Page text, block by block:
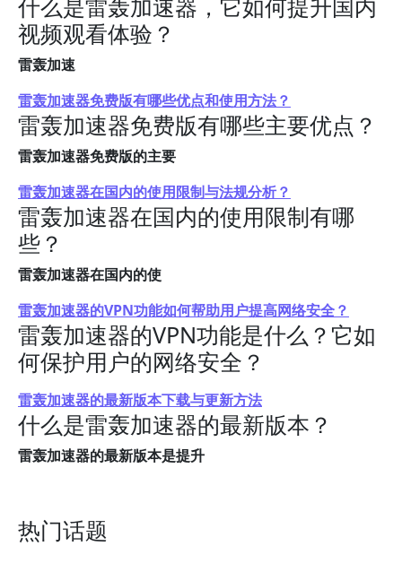
什么是雷轰加速器，它如何提升国内
视频观看体验？
雷轰加速
雷轰加速器免费版有哪些优点和使用方法？
雷轰加速器免费版有哪些主要优点？
雷轰加速器免费版的主要
雷轰加速器在国内的使用限制与法规分析？
雷轰加速器在国内的使用限制有哪
些？
雷轰加速器在国内的使
雷轰加速器的VPN功能如何帮助用户提高网络安全？
雷轰加速器的VPN功能是什么？它如
何保护用户的网络安全？
雷轰加速器的最新版本下载与更新方法
什么是雷轰加速器的最新版本？
雷轰加速器的最新版本是提升
热门话题